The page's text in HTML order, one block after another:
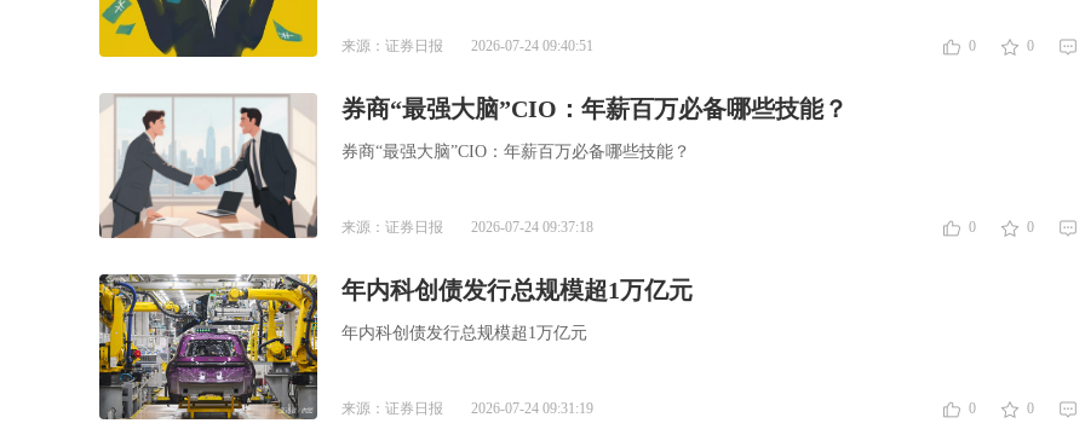
来源：证券日报 2026-07-24 09:40:51 0 0
券商“最强大脑”CIO：年薪百万必备哪些技能？
券商“最强大脑”CIO：年薪百万必备哪些技能？
来源：证券日报 2026-07-24 09:37:18 0 0
年内科创债发行总规模超1万亿元
年内科创债发行总规模超1万亿元
来源：证券日报 2026-07-24 09:31:19 0 0